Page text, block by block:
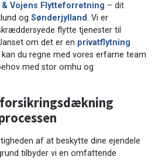
& Vojens Flytteforretning – dit
og Sønderjylland. Vi er
flytte tjenester til
om det er en privatflytning
kan du regne med vores erfarne team
med stor omhu og
af at beskytte dine ejendele
tilbyder vi en omfattende